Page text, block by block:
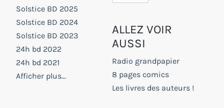
Solstice BD 2025
Solstice BD 2024
Solstice BD 2023
24h bd 2022
24h bd 2021
Afficher plus...
ALLEZ VOIR
AUSSI
Radio grandpapier
8 pages comics
Les livres des auteurs !